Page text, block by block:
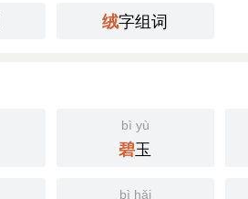
绒字组词
bì yù
碧玉
bì hǎi